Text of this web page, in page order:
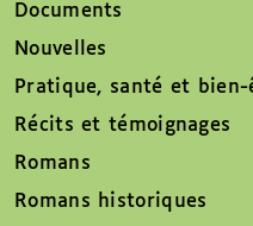
Documents
Nouvelles
Pratique, santé et bien-
Récits et témoignages
Romans
Romans historiques